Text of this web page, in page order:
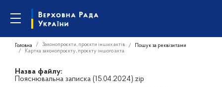
Головна Законопроєкти, проєкти інших актів
Пошук за реквізитами
Картка законопроєкту, проєкту іншого акта
Назва файлу:
Пояснювальна записка (15.04.2024).zip